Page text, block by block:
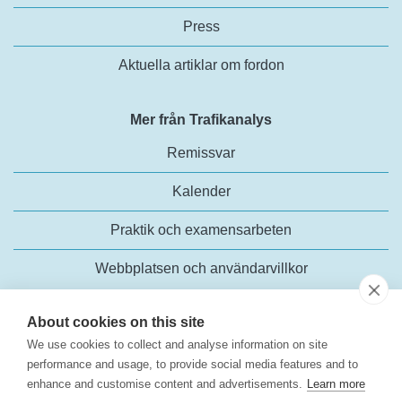
About cookies on this site
We use cookies to collect and analyse information on site
performance and usage, to provide social media features and to
enhance and customise content and advertisements. Learn more
Press
Aktuella artiklar om fordon
Mer från Trafikanalys
Remissvar
Kalender
Praktik och examensarbeten
Webbplatsen och användarvillkor